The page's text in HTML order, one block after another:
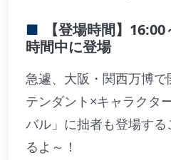
【登場時間】
時間中に登場
急遽、大阪・関西万博で
テンダント×キャラクタ
バル」に拙者も登場する
るよ～！